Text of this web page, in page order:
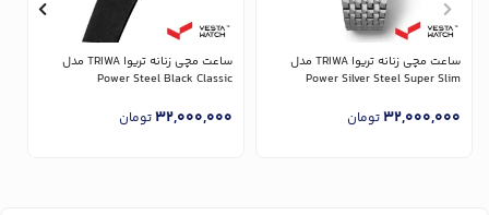
ساعت مچی زنانه تریوا TRIWA مدل
Power Silver Steel Super Slim
32,000,000تومان
ساعت مچی زنانه تریوا TRIWA مدل
Power Steel Black Classic
32,000,000تومان